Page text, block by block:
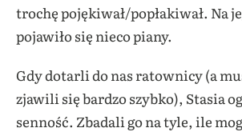
trochę pojękiwał/popłakiwał. Na
pojawiło się nieco piany.
Gdy dotarli do nas ratownicy (a
zjawili się bardzo szybko), Stasia
senność. Zbadali go na tyle, ile